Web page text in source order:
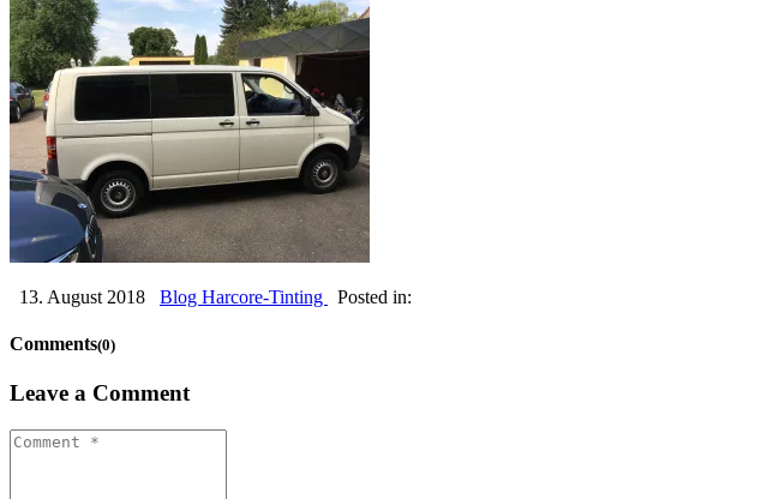
13. August 2018 Blog Harcore-Tinting Posted in:
Comments(0)
Leave a Comment